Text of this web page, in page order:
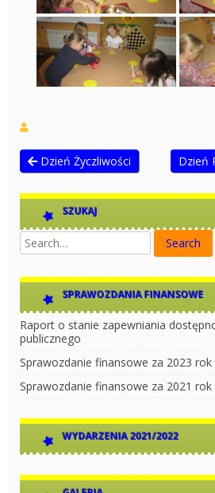
Dzień Życzliwości Dzień
SZUKAJ
SPRAWOZDANIA FINANSOWE
Raport o stanie zapewniania
publicznego
Sprawozdanie finansowe za 2023 rok
Sprawozdanie finansowe za 2021 rok
WYDARZENIA 2021/2022